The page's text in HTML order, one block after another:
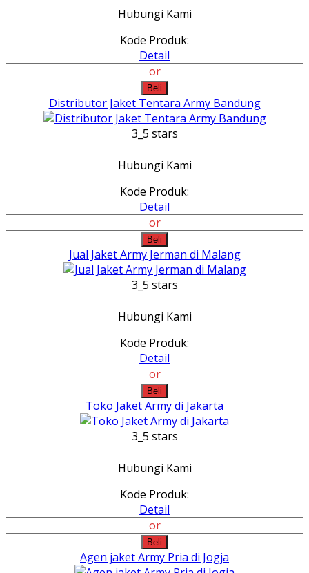
Hubungi Kami
Kode Produk:
Detail
or
Beli
Distributor Jaket Tentara Army Bandung
3_5 stars
Hubungi Kami
Kode Produk:
Detail
or
Beli
Jual Jaket Army Jerman di Malang
3_5 stars
Hubungi Kami
Kode Produk:
Detail
or
Beli
Toko Jaket Army di Jakarta
3_5 stars
Hubungi Kami
Kode Produk:
Detail
or
Beli
Agen jaket Army Pria di Jogja